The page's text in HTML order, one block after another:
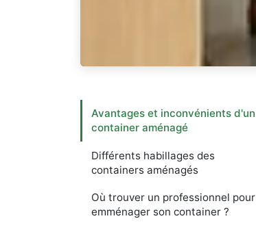
Avantages et inconvénients d'un
container aménagé
Différents habillages des
containers aménagés
Où trouver un professionnel pour
emménager son container ?